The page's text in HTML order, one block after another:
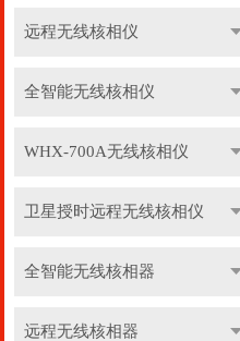
远程无线核相仪
全智能无线核相仪
WHX-700A无线核相仪
卫星授时远程无线核相仪
全智能无线核相器
远程无线核相器